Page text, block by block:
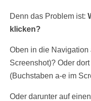
Denn das Problem ist:
klicken?
Oben in die Navigation
Screenshot)? Oder
(Buchstaben a-e im
Oder darunter auf